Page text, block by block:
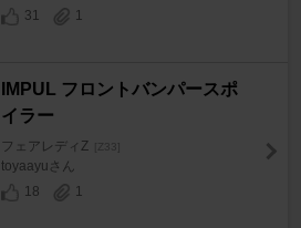
31
1
IMPUL フロントバンパースポ
イラー
フェアレディZ [Z33]
toyaayuさん
18
1